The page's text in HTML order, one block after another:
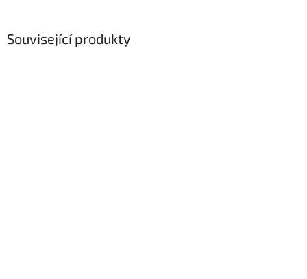
Související produkty